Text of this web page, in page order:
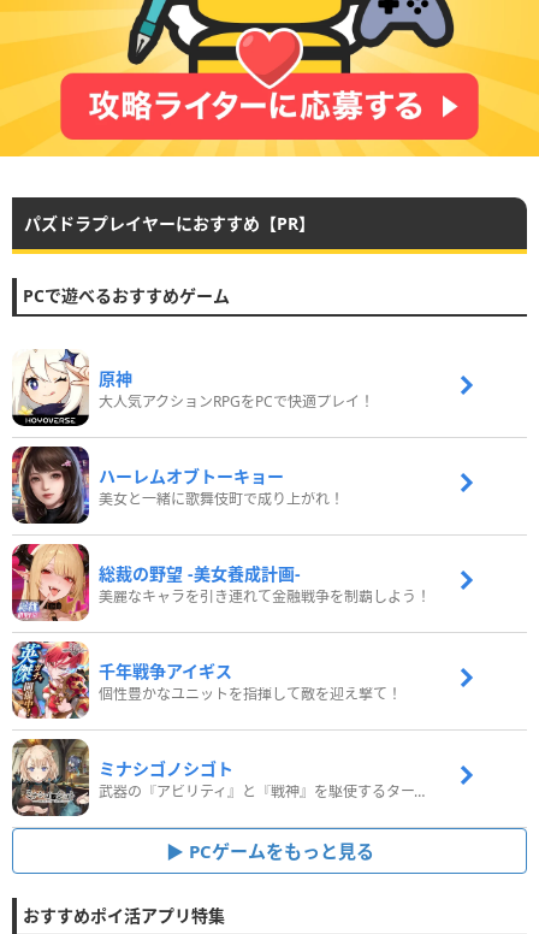
パズドラプレイヤーにおすすめ【PR】
PCで遊べるおすすめゲーム
原神
大人気アクションRPGをPCで快適プレイ！
ハーレムオブトーキョー
美女と一緒に歌舞伎町で成り上がれ！
総裁の野望 -美女養成計画-
美麗なキャラを引き連れて金融戦争を制覇しよう！
千年戦争アイギス
個性豊かなユニットを指揮して敵を迎え撃て！
ミナシゴノシゴト
武器の『アビリティ』と『戦神』を駆使するターン制コマンドバトルRPG！
PCゲームをもっと見る
おすすめポイ活アプリ特集